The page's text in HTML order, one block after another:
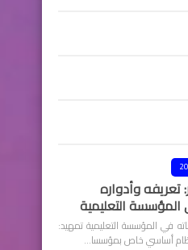
تعريفه وأدواره
التعليمية
في المؤسسة التعليمية تمهيد: